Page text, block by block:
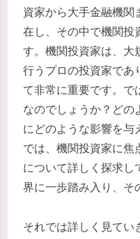
資家から大手金融機関
在し、その中で機関投
す。機関投資家は、大
行うプロの投資家であ
て非常に重要です。で
なのでしょうか？どの
にどのような影響を与
では、機関投資家に焦
について詳しく探求し
界に一歩踏み入り、そ
それでは詳しく見てい